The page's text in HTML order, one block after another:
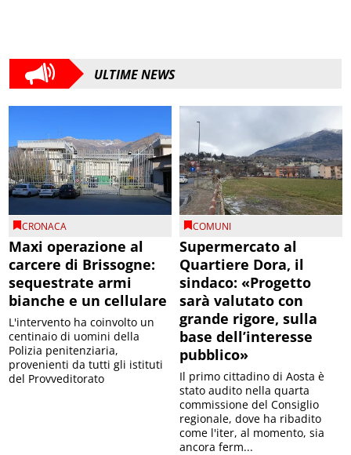
ULTIME NEWS
CRONACA
Maxi operazione al
carcere di Brissogne:
sequestrate armi
bianche e un cellulare
L'intervento ha coinvolto un
centinaio di uomini della
Polizia penitenziaria,
provenienti da tutti gli istituti
del Provveditorato
COMUNI
Supermercato al
Quartiere Dora, il
sindaco: «Progetto
sarà valutato con
grande rigore, sulla
base dell’interesse
pubblico»
Il primo cittadino di Aosta è
stato audito nella quarta
commissione del Consiglio
regionale, dove ha ribadito
come l'iter, al momento, sia
ancora ferm...